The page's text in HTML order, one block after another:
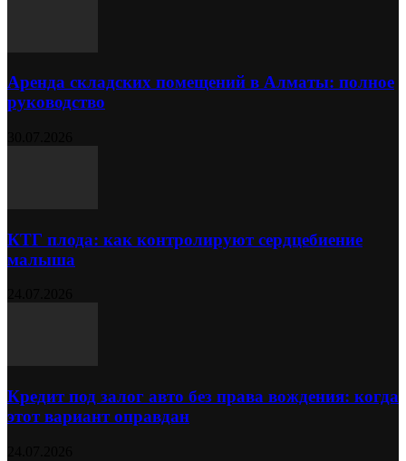
Аренда складских помещений в Алматы: полное
руководство
КТГ плода: как контролируют сердцебиение
малыша
Кредит под залог авто без права вождения: когда
этот вариант оправдан